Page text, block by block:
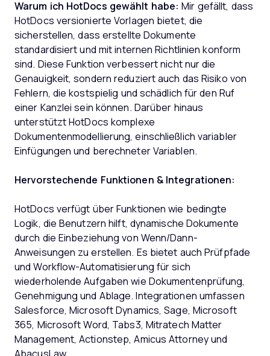
Warum ich HotDocs gewählt habe: Mir gefällt, dass
HotDocs versionierte Vorlagen bietet, die
sicherstellen, dass erstellte Dokumente
standardisiert und mit internen Richtlinien konform
sind. Diese Funktion verbessert nicht nur die
Genauigkeit, sondern reduziert auch das Risiko von
Fehlern, die kostspielig und schädlich für den Ruf
einer Kanzlei sein können. Darüber hinaus
unterstützt HotDocs komplexe
Dokumentenmodellierung, einschließlich variabler
Einfügungen und berechneter Variablen.
Hervorstechende Funktionen & Integrationen:
HotDocs verfügt über Funktionen wie bedingte
Logik, die Benutzern hilft, dynamische Dokumente
durch die Einbeziehung von Wenn/Dann-
Anweisungen zu erstellen. Es bietet auch Prüfpfade
und Workflow-Automatisierung für sich
wiederholende Aufgaben wie Dokumentenprüfung,
Genehmigung und Ablage. Integrationen umfassen
Salesforce, Microsoft Dynamics, Sage, Microsoft
365, Microsoft Word, Tabs3, Mitratech Matter
Management, Actionstep, Amicus Attorney und
AbacusLaw.